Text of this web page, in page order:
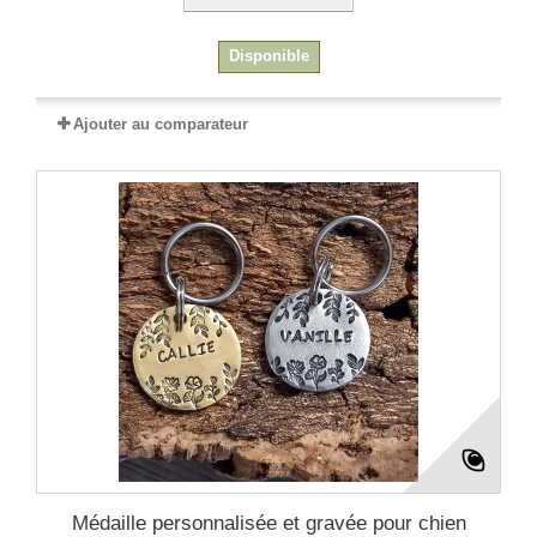
Disponible
Ajouter au comparateur
Médaille personnalisée et gravée pour chien